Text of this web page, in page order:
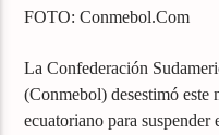
FOTO: Conmebol.Com
La Confederación
(Conmebol) desestimó este
ecuatoriano para